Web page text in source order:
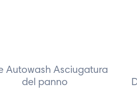
Autowash Asciugatura
del panno